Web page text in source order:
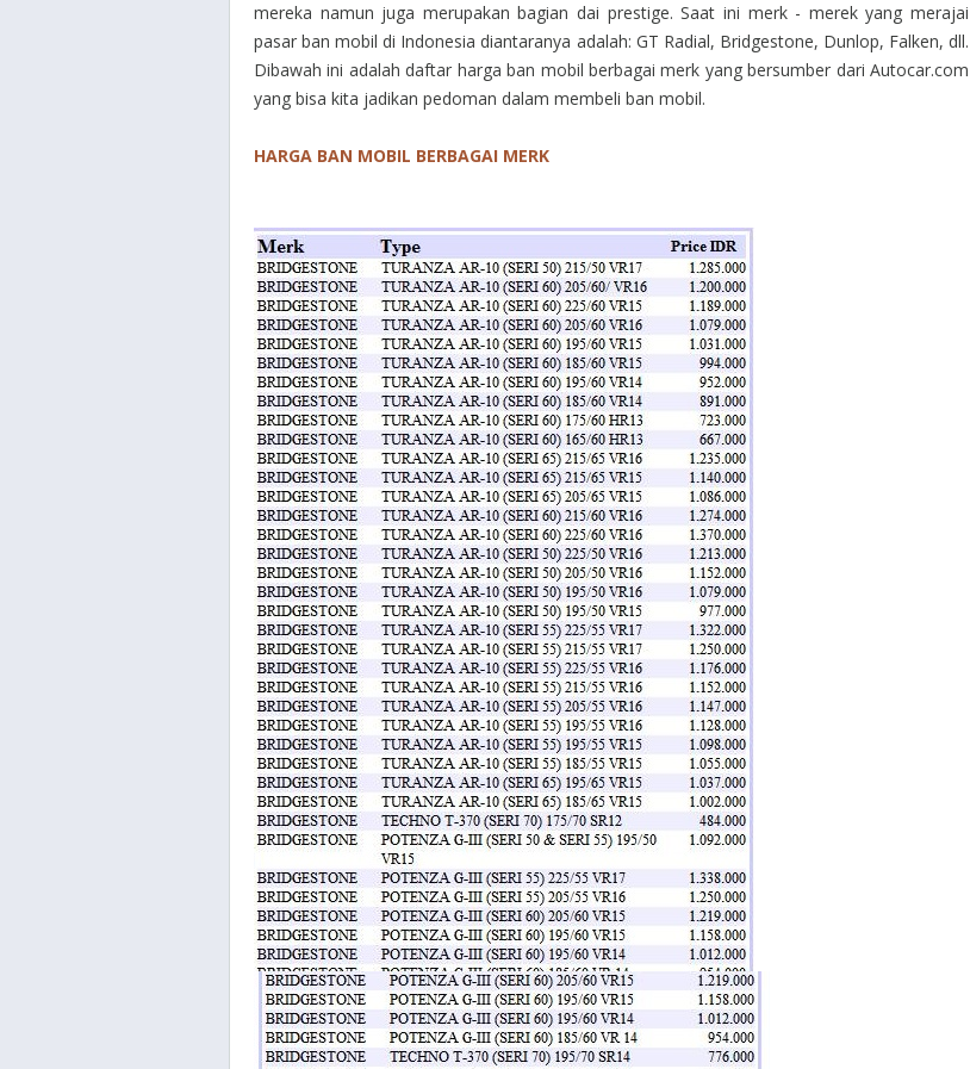
mereka namun juga merupakan bagian dai prestige. Saat ini merk - merek yang merajai
pasar ban mobil di Indonesia diantaranya adalah: GT Radial, Bridgestone, Dunlop, Falken, dll.
Dibawah ini adalah daftar harga ban mobil berbagai merk yang bersumber dari Autocar.com
yang bisa kita jadikan pedoman dalam membeli ban mobil.
HARGA BAN MOBIL BERBAGAI MERK